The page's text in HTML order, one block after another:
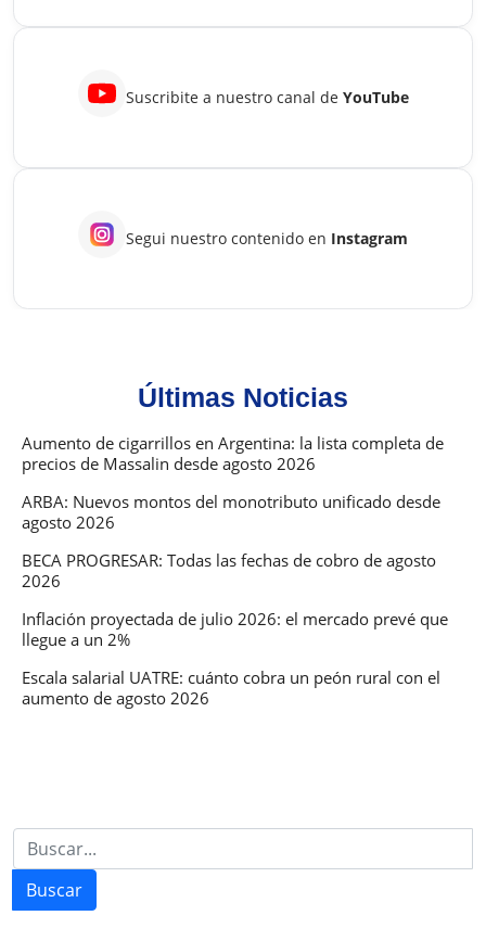
Suscribite a nuestro canal de YouTube
Segui nuestro contenido en Instagram
Últimas Noticias
Aumento de cigarrillos en Argentina: la lista completa de
precios de Massalin desde agosto 2026
ARBA: Nuevos montos del monotributo unificado desde
agosto 2026
BECA PROGRESAR: Todas las fechas de cobro de agosto
2026
Inflación proyectada de julio 2026: el mercado prevé que
llegue a un 2%
Escala salarial UATRE: cuánto cobra un peón rural con el
aumento de agosto 2026
Buscar